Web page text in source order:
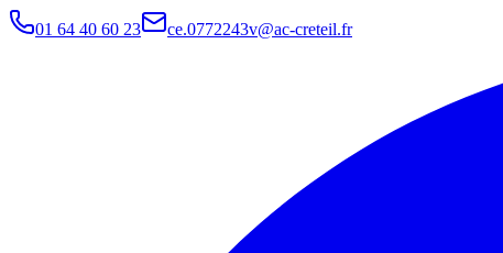
01 64 40 60 23 ce.0772243v@ac-creteil.fr